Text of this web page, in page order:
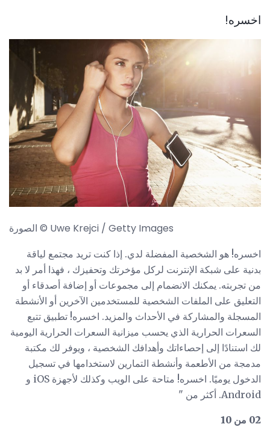
اخسره!
الصورة © Uwe Krejci / Getty Images
اخسره! هو الشخصية المفضلة لدي. إذا كنت تريد مجتمع لياقة
بدنية على شبكة الإنترنت لركل مؤخرتك وتحفيزك ، فهذا أمر لا بد
من تجربته. يمكنك الانضمام إلى مجموعات أو إضافة أصدقاء أو
التعليق على الملفات الشخصية للمستخدمين الآخرين أو الأنشطة
المسجلة والمشاركة في الأحداث والمزيد. اخسره! تطبيق تتبع
السعرات الحرارية الذي يحسب ميزانية السعرات الحرارية اليومية
لك استنادًا إلى إحصاءاتك وأهدافك الشخصية ، ويوفر لك مكتبة
مدمجة من الأطعمة وأنشطة التمارين لاستخدامها في تسجيل
الدخول يوميًا. اخسره! متاحة على الويب وكذلك لأجهزة iOS و
Android. أكثر من "
02 من 10